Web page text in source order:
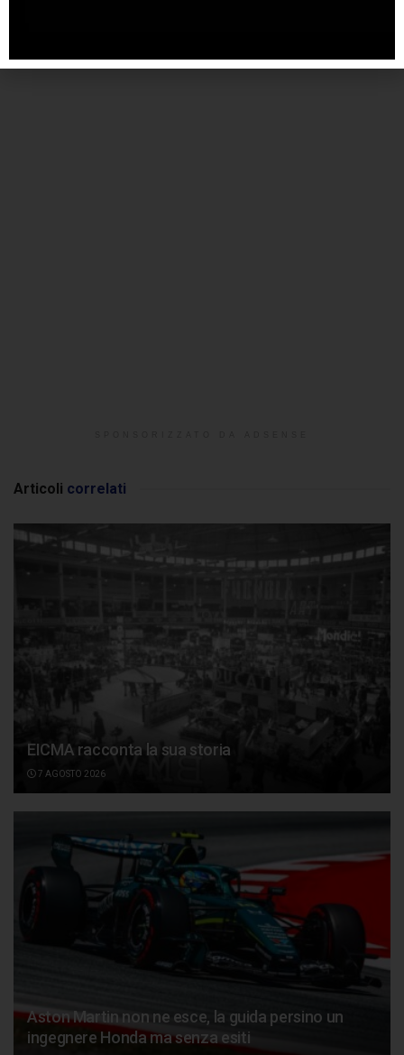
Articoli correlati
EICMA racconta la sua storia
7 AGOSTO 2026
Aston Martin non ne esce, la guida persino un
ingegnere Honda ma senza esiti